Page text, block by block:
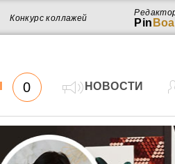
Pin
Конкурс коллажей
0 НОВОСТИ